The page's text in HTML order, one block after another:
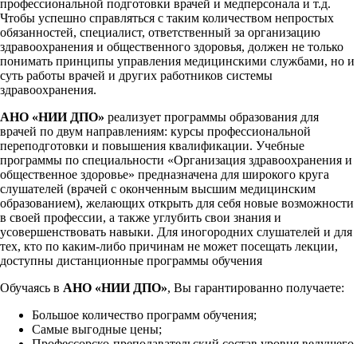
профессиональной подготовки врачей и медперсонала и т.д.
Чтобы успешно справляться с таким количеством непростых
обязанностей, специалист, ответственный за организацию
здравоохранения и общественного здоровья, должен не только
понимать принципы управления медицинскими службами, но и
суть работы врачей и других работников системы
здравоохранения.
АНО «НИИ ДПО» реализует программы образования для
врачей по двум направлениям: курсы профессиональной
переподготовки и повышения квалификации. Учебные
программы по специальности «Организация здравоохранения и
общественное здоровье» предназначена для широкого круга
слушателей (врачей с оконченным высшим медицинским
образованием), желающих открыть для себя новые возможности
в своей профессии, а также углубить свои знания и
усовершенствовать навыки. Для иногородних слушателей и для
тех, кто по каким-либо причинам не может посещать лекции,
доступны дистанционные программы обучения
Обучаясь в АНО «НИИ ДПО», Вы гарантированно получаете:
Большое количество программ обучения;
Самые выгодные цены;